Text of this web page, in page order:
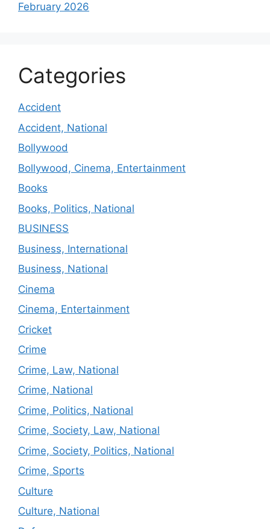
February 2026
Categories
Accident
Accident, National
Bollywood
Bollywood, Cinema, Entertainment
Books
Books, Politics, National
BUSINESS
Business, International
Business, National
Cinema
Cinema, Entertainment
Cricket
Crime
Crime, Law, National
Crime, National
Crime, Politics, National
Crime, Society, Law, National
Crime, Society, Politics, National
Crime, Sports
Culture
Culture, National